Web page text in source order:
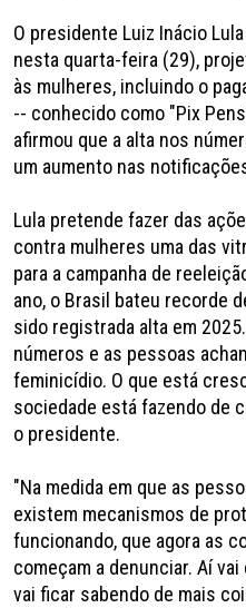
O presidente Luiz Inácio
nesta quarta-feira (29),
às mulheres, incluindo o
-- conhecido como "Pix
afirmou que a alta nos
um aumento nas
Lula pretende fazer das
contra mulheres uma das
para a campanha de
ano, o Brasil bateu recorde
sido registrada alta em
números e as pessoas
feminicídio. O que está
sociedade está fazendo de
o presidente.
"Na medida em que as
existem mecanismos de
funcionando, que agora as
começam a denunciar. Aí
vai ficar sabendo de mais